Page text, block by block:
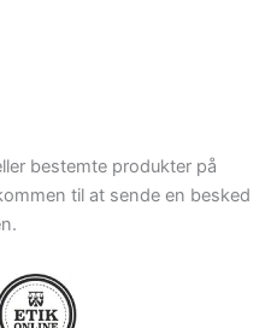
bestemte produkter på
til at sende en besked